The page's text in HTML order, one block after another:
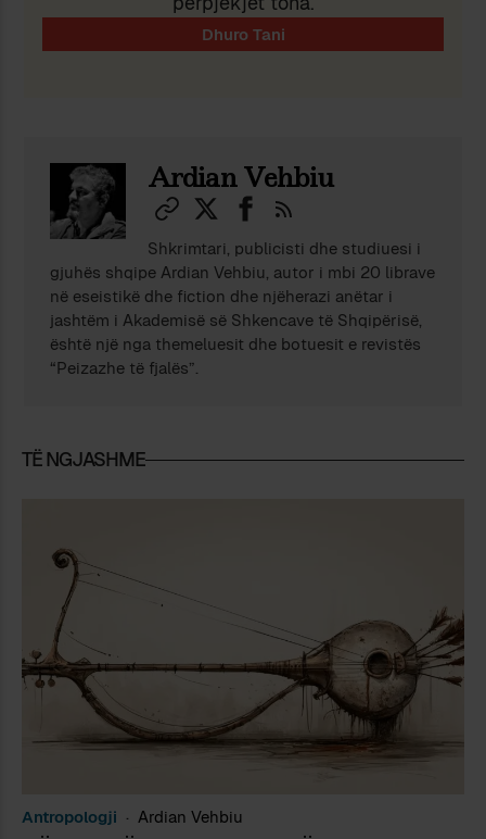
Ardian Vehbiu
Shkrimtari, publicisti dhe studiuesi i
gjuhës shqipe Ardian Vehbiu, autor i mbi 20 librave
në eseistikë dhe fiction dhe njëherazi anëtar i
jashtëm i Akademisë së Shkencave të Shqipërisë,
është një nga themeluesit dhe botuesit e revistës
“Peizazhe të fjalës”.
TË NGJASHME
Antropologji Ardian Vehbiu